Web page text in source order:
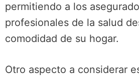
permitiendo a los
profesionales de la salud
comodidad de su hogar.
Otro aspecto a considerar